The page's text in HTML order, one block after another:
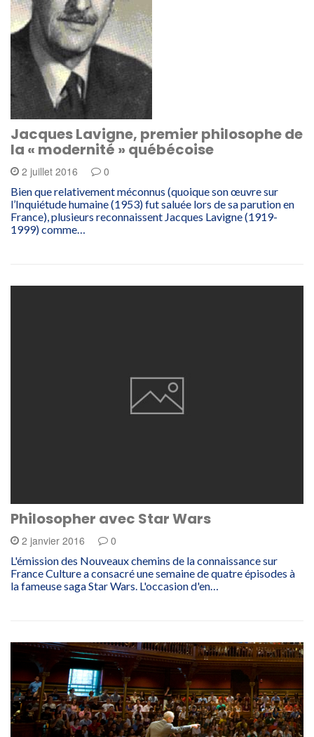
Jacques Lavigne, premier philosophe de
la « modernité » québécoise
2 juillet 2016 0
Bien que relativement méconnus (quoique son œuvre sur
l’Inquiétude humaine (1953) fut saluée lors de sa parution en
France), plusieurs reconnaissent Jacques Lavigne (1919-
1999) comme…
Philosopher avec Star Wars
2 janvier 2016 0
L'émission des Nouveaux chemins de la connaissance sur
France Culture a consacré une semaine de quatre épisodes à
la fameuse saga Star Wars. L'occasion d'en…